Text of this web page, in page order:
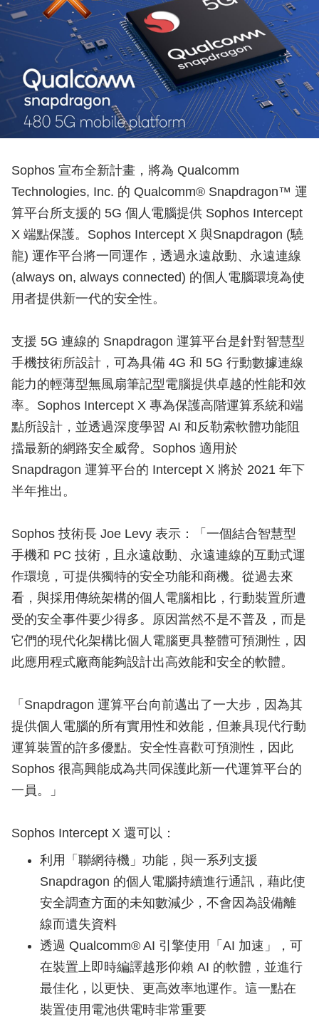
Sophos 宣布全新計畫，將為 Qualcomm
Technologies, Inc. 的 Qualcomm® Snapdragon™ 運
算平台所支援的 5G 個人電腦提供 Sophos Intercept
X 端點保護。Sophos Intercept X 與Snapdragon (驍
龍) 運作平台將一同運作，透過永遠啟動、永遠連線
(always on, always connected) 的個人電腦環境為使
用者提供新一代的安全性。
支援 5G 連線的 Snapdragon 運算平台是針對智慧型
手機技術所設計，可為具備 4G 和 5G 行動數據連線
能力的輕薄型無風扇筆記型電腦提供卓越的性能和效
率。Sophos Intercept X 專為保護高階運算系統和端
點所設計，並透過深度學習 AI 和反勒索軟體功能阻
擋最新的網路安全威脅。Sophos 適用於
Snapdragon 運算平台的 Intercept X 將於 2021 年下
半年推出。
Sophos 技術長 Joe Levy 表示：「一個結合智慧型
手機和 PC 技術，且永遠啟動、永遠連線的互動式運
作環境，可提供獨特的安全功能和商機。從過去來
看，與採用傳統架構的個人電腦相比，行動裝置所遭
受的安全事件要少得多。原因當然不是不普及，而是
它們的現代化架構比個人電腦更具整體可預測性，因
此應用程式廠商能夠設計出高效能和安全的軟體。
「Snapdragon 運算平台向前邁出了一大步，因為其
提供個人電腦的所有實用性和效能，但兼具現代行動
運算裝置的許多優點。安全性喜歡可預測性，因此
Sophos 很高興能成為共同保護此新一代運算平台的
一員。」
Sophos Intercept X 還可以：
利用「聯網待機」功能，與一系列支援
Snapdragon 的個人電腦持續進行通訊，藉此使
安全調查方面的未知數減少，不會因為設備離
線而遺失資料
透過 Qualcomm® AI 引擎使用「AI 加速」，可
在裝置上即時編譯越形仰賴 AI 的軟體，並進行
最佳化，以更快、更高效率地運作。這一點在
裝置使用電池供電時非常重要